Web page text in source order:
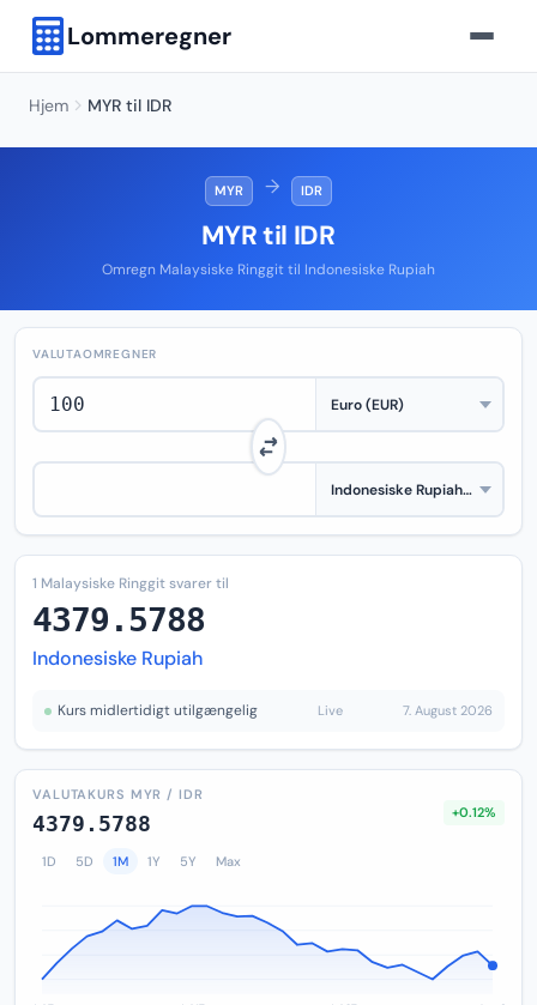
Lommeregner
Hjem MYR til IDR
MYR → IDR
MYR til IDR
Omregn Malaysiske Ringgit til Indonesiske Rupiah
VALUTAOMREGNER
1 Malaysiske Ringgit svarer til
4379.5788
Indonesiske Rupiah
Kurs midlertidigt utilgængelig Live 7. August 2026
VALUTAKURS MYR / IDR
4379.5788 +0.12%
1D 5D 1M 1Y 5Y Max